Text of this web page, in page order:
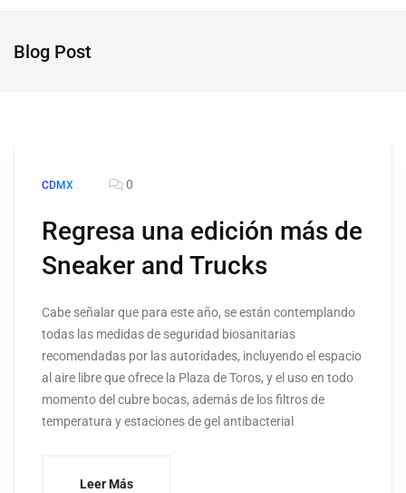
Blog Post
CDMX 0
Regresa una edición más de
Sneaker and Trucks
Cabe señalar que para este año, se están contemplando
todas las medidas de seguridad biosanitarias
recomendadas por las autoridades, incluyendo el espacio
al aire libre que ofrece la Plaza de Toros, y el uso en todo
momento del cubre bocas, además de los filtros de
temperatura y estaciones de gel antibacterial
Leer Más